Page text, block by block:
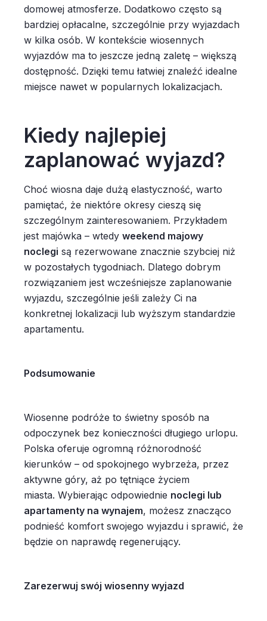
domowej atmosferze. Dodatkowo często są
bardziej opłacalne, szczególnie przy wyjazdach
w kilka osób. W kontekście wiosennych
wyjazdów ma to jeszcze jedną zaletę – większą
dostępność. Dzięki temu łatwiej znaleźć idealne
miejsce nawet w popularnych lokalizacjach.
Kiedy najlepiej
zaplanować wyjazd?
Choć wiosna daje dużą elastyczność, warto
pamiętać, że niektóre okresy cieszą się
szczególnym zainteresowaniem. Przykładem
jest majówka – wtedy weekend majowy
noclegi są rezerwowane znacznie szybciej niż
w pozostałych tygodniach. Dlatego dobrym
rozwiązaniem jest wcześniejsze zaplanowanie
wyjazdu, szczególnie jeśli zależy Ci na
konkretnej lokalizacji lub wyższym standardzie
apartamentu.
Podsumowanie
Wiosenne podróże to świetny sposób na
odpoczynek bez konieczności długiego urlopu.
Polska oferuje ogromną różnorodność
kierunków – od spokojnego wybrzeża, przez
aktywne góry, aż po tętniące życiem
miasta. Wybierając odpowiednie noclegi lub
apartamenty na wynajem, możesz znacząco
podnieść komfort swojego wyjazdu i sprawić, że
będzie on naprawdę regenerujący.
Zarezerwuj swój wiosenny wyjazd